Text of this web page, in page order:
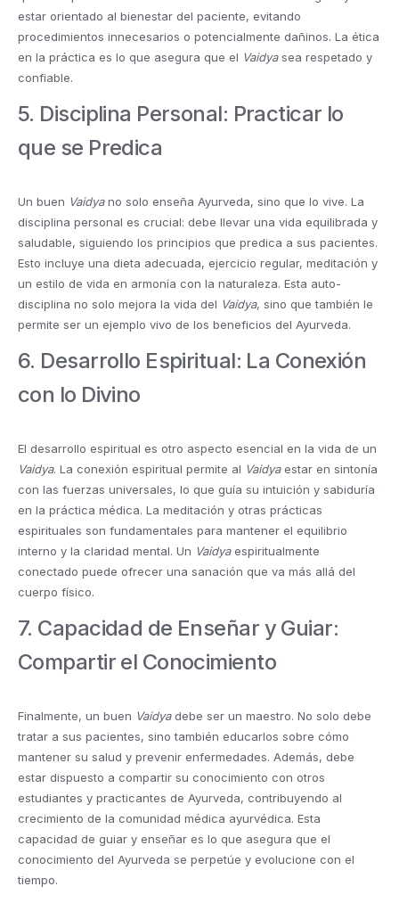
estar orientado al bienestar del paciente, evitando
procedimientos innecesarios o potencialmente dañinos. La ética
en la práctica es lo que asegura que el Vaidyasea respetado y
confiable.
5. Disciplina Personal: Practicar lo
que se Predica
Un buen Vaidyano solo enseña Ayurveda, sino que lo vive. La
disciplina personal es crucial: debe llevar una vida equilibrada y
saludable, siguiendo los principios que predica a sus pacientes.
Esto incluye una dieta adecuada, ejercicio regular, meditación y
un estilo de vida en armonía con la naturaleza. Esta auto-
disciplina no solo mejora la vida del Vaidya, sino que también le
permite ser un ejemplo vivo de los beneficios del Ayurveda.
6. Desarrollo Espiritual: La Conexión
con lo Divino
El desarrollo espiritual es otro aspecto esencial en la vida de un
Vaidya. La conexión espiritual permite al Vaidyaestar en sintonía
con las fuerzas universales, lo que guía su intuición y sabiduría
en la práctica médica. La meditación y otras prácticas
espirituales son fundamentales para mantener el equilibrio
interno y la claridad mental. Un Vaidyaespiritualmente
conectado puede ofrecer una sanación que va más allá del
cuerpo físico.
7. Capacidad de Enseñar y Guiar:
Compartir el Conocimiento
Finalmente, un buen Vaidyadebe ser un maestro. No solo debe
tratar a sus pacientes, sino también educarlos sobre cómo
mantener su salud y prevenir enfermedades. Además, debe
estar dispuesto a compartir su conocimiento con otros
estudiantes y practicantes de Ayurveda, contribuyendo al
crecimiento de la comunidad médica ayurvédica. Esta
capacidad de guiar y enseñar es lo que asegura que el
conocimiento del Ayurveda se perpetúe y evolucione con el
tiempo.